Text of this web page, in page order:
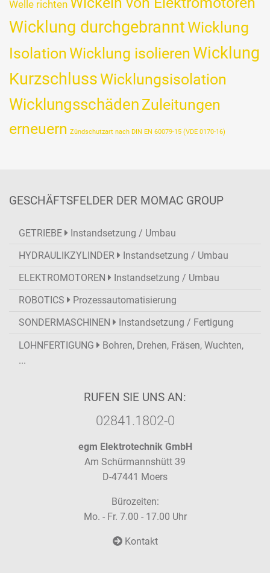
Welle richten
Wicklung durchgebranntWicklung
IsolationWicklung isolieren Wicklung
KurzschlussWicklungsisolation
Wicklungsschäden Zuleitungen
erneuern Zündschutzart nach DIN EN 60079-15 (VDE 0170-16)
GESCHÄFTSFELDER DER MOMAC GROUP
GETRIEBE
Instandsetzung / Umbau
HYDRAULIKZYLINDER
Instandsetzung / Umbau
ELEKTROMOTOREN
Instandsetzung / Umbau
ROBOTICS
Prozessautomatisierung
SONDERMASCHINEN
Instandsetzung / Fertigung
LOHNFERTIGUNG
Bohren, Drehen, Fräsen, Wuchten,
...
RUFEN SIE UNS AN:
02841.1802-0
egm Elektrotechnik GmbH
Am Schürmannshütt 39
D-47441 Moers
Bürozeiten:
Mo. - Fr. 7.00 - 17.00 Uhr
Kontakt